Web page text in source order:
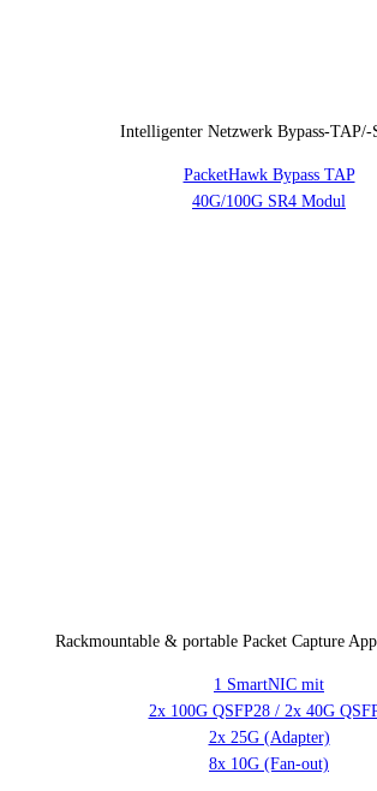
Intelligenter Netzwerk Bypass-TAP/-
PacketHawk Bypass TAP
40G/100G SR4 Modul
Rackmountable & portable Packet Capture
1 SmartNIC mit
2x 100G QSFP28 / 2x 40G
2x 25G (Adapter)
8x 10G (Fan-out)